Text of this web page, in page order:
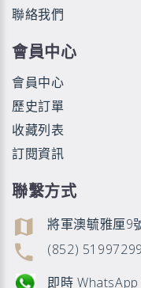
聯絡我們
會員中心
會員中心
歷史訂單
收藏列表
訂閱資訊
聯繫方式
將軍澳毓雅厘9
(852) 51997299
即時